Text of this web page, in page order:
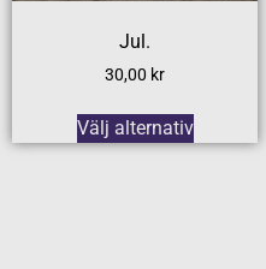
Jul.
30,00 kr
Välj alternativ